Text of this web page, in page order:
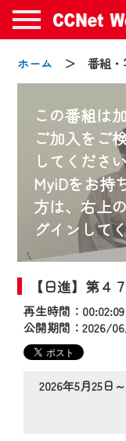
ホーム ＞ 番組・
この番組は
ご加入をご
してくださ
MyiDをお持
方は、右上
グインして
【日進】第４
再生時間：
公開期間：2026/
2026年5月25日
2024/09/02
動画配信サー
年9月24日か
【変更点】
◆デザイン変
の動画コンテ
◆当社アプリ
でも・どこ